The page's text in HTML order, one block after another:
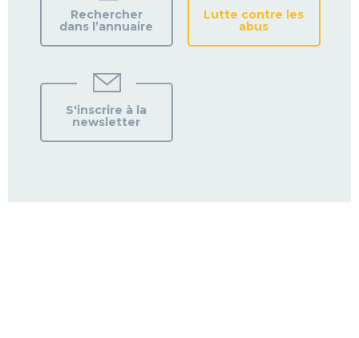
Rechercher
dans l’annuaire
Lutte contre les
abus
S'inscrire à la
newsletter